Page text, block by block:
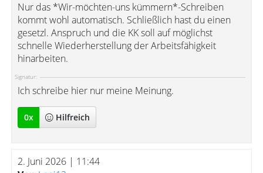
Nur das *Wir-möchten-uns kümmern*-Schreiben
kommt wohl automatisch. Schließlich hast du einen
gesetzl. Anspruch und die KK soll auf möglichst
schnelle Wiederherstellung der Arbeitsfähigkeit
hinarbeiten.
Signatur:
Ich schreibe hier nur meine Meinung.
0x Hilfreich
2. Juni 2026 | 11:44